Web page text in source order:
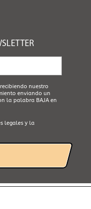
nuestro
enviando un
la palabra BAJA en
legalesy la